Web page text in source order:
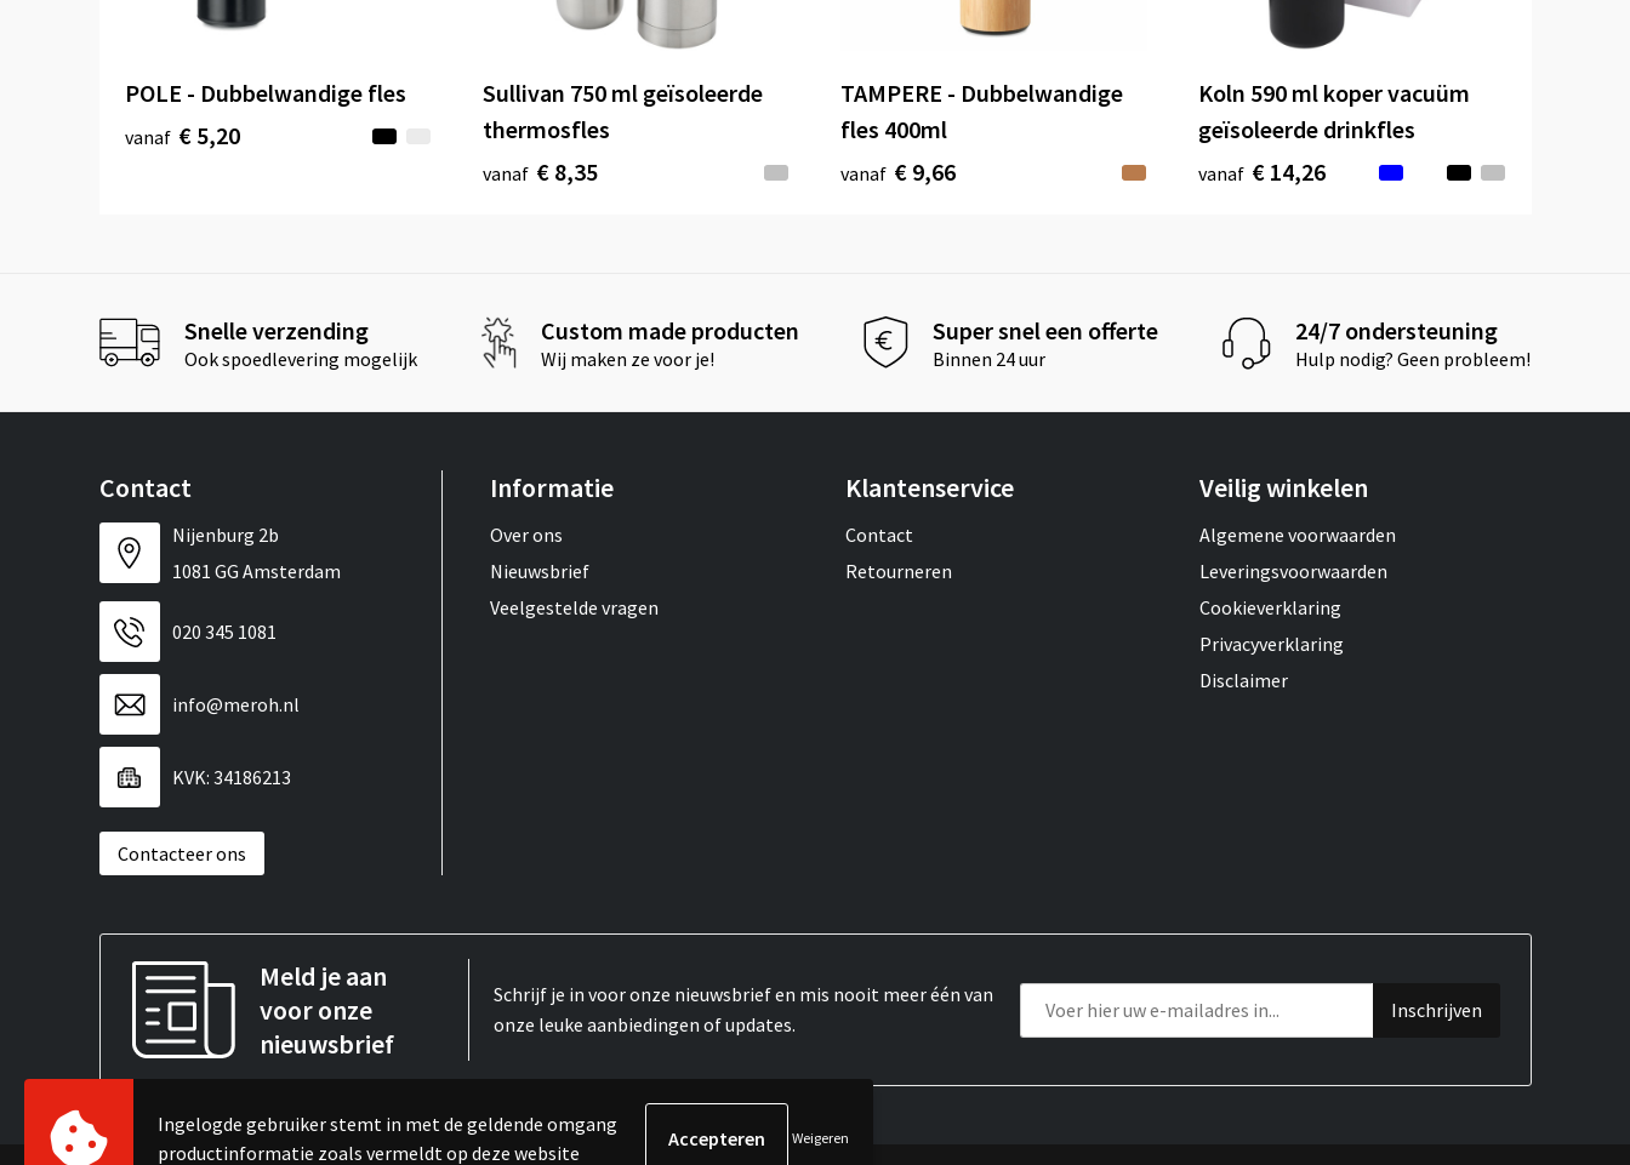
POLE - Dubbelwandige fles
vanaf € 5,20
Sullivan 750 ml geïsoleerde
thermosfles
vanaf € 8,35
TAMPERE - Dubbelwandige
fles 400ml
vanaf € 9,66
Koln 590 ml koper vacuüm
geïsoleerde drinkfles
vanaf € 14,26
Snelle verzending
Ook spoedlevering mogelijk
Custom made producten
Wij maken ze voor je!
Super snel een offerte
Binnen 24 uur
24/7 ondersteuning
Hulp nodig? Geen probleem!
Contact
Nijenburg 2b
1081 GG Amsterdam
020 345 1081
info@meroh.nl
KVK: 34186213
Contacteer ons
Informatie
Over ons
Nieuwsbrief
Veelgestelde vragen
Klantenservice
Contact
Retourneren
Veilig winkelen
Algemene voorwaarden
Leveringsvoorwaarden
Cookieverklaring
Privacyverklaring
Disclaimer
Meld je aan
voor onze
nieuwsbrief
Schrijf je in voor onze nieuwsbrief en mis nooit meer één van
onze leuke aanbiedingen of updates.
Ingelogde gebruiker stemt in met de geldende omgang
productinformatie zoals vermeldt op deze website
Weigeren